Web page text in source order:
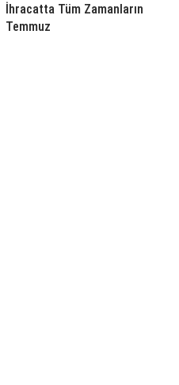
İhracatta Tüm Zamanların
Temmuz